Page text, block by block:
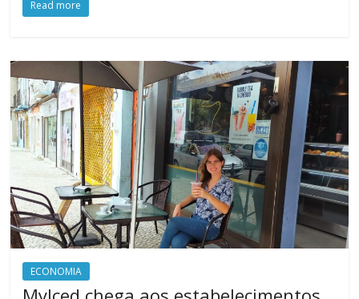
Read more
ECONOMIA